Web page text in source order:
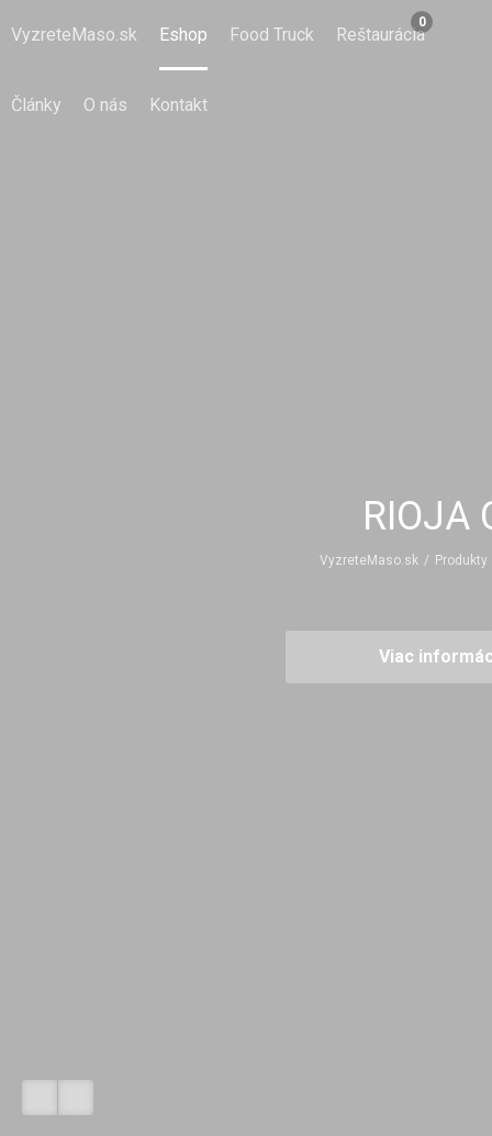
VyzreteMaso.sk Eshop Food Truck Reštaurácia
Články O nás Kontakt
0
RIOJA
VyzreteMaso.sk / Produkty
Viac